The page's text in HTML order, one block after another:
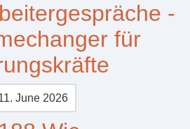
-
für
June 2026